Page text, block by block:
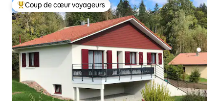
Coups de cœur voyageurs les plus appréciés
Coup de cœur voyageurs